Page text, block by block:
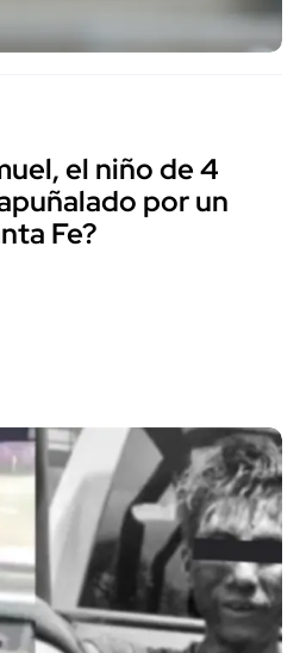
el niño de 4
por un
Fe?